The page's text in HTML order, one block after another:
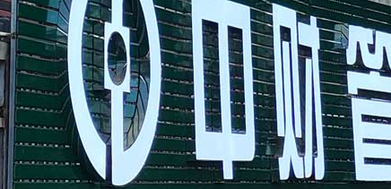
给水系列
排水系列
暖通片系列
市政管道系列
电缆护套系列
衍生系列